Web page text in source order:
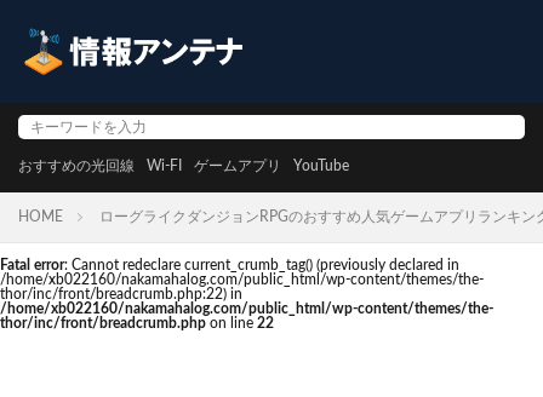
おすすめの光回線 Wi-FI ゲームアプリ YouTube
HOME ローグライクダンジョンRPGのおすすめ人気ゲームアプリランキン
Fatal error: Cannot redeclare current_crumb_tag() (previously declared in
/home/xb022160/nakamahalog.com/public_html/wp-content/themes/the-
thor/inc/front/breadcrumb.php:22) in
/home/xb022160/nakamahalog.com/public_html/wp-content/themes/the-
thor/inc/front/breadcrumb.php on line 22